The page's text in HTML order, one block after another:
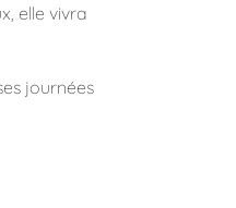
elle vivra
journées